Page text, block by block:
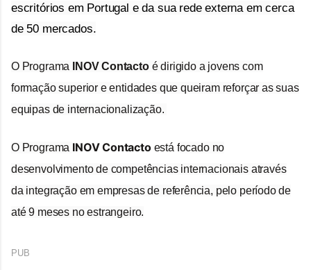
escritórios em Portugal e da sua rede externa em cerca
de 50 mercados.
O Programa INOV Contacto é dirigido a jovens com
formação superior e entidades que queiram reforçar as suas
equipas de internacionalização.
O Programa INOV Contacto está focado no
desenvolvimento de competências internacionais através
da integração em empresas de referência, pelo período de
até 9 meses no estrangeiro.
PUB